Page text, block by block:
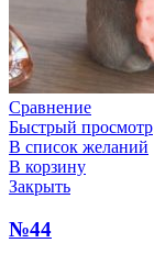
Сравнение
Быстрый просмотр
В список желаний
В корзину
Закрыть
№44